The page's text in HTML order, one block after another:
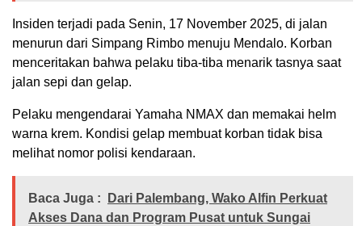
Insiden terjadi pada Senin, 17 November 2025, di jalan
menurun dari Simpang Rimbo menuju Mendalo. Korban
menceritakan bahwa pelaku tiba-tiba menarik tasnya saat
jalan sepi dan gelap.
Pelaku mengendarai Yamaha NMAX dan memakai helm
warna krem. Kondisi gelap membuat korban tidak bisa
melihat nomor polisi kendaraan.
Baca Juga :
Dari Palembang, Wako Alfin Perkuat
Akses Dana dan Program Pusat untuk Sungai